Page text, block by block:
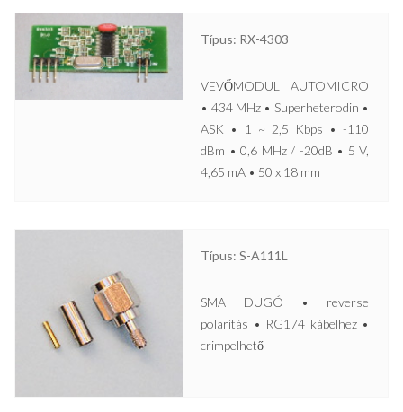
Típus: RX-4303
VEVŐMODUL AUTOMICRO
• 434 MHz • Superheterodin •
ASK • 1 ~ 2,5 Kbps • -110
dBm • 0,6 MHz / -20dB • 5 V,
4,65 mA • 50 x 18 mm
Típus: S-A111L
SMA DUGÓ • reverse
polarítás • RG174 kábelhez •
crimpelhető